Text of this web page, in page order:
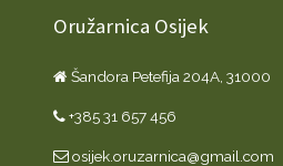
Oružarnica Osijek
Šandora Petefija 204A, 31000
+385 31 657 456
osijek.oruzarnica@gmail.com